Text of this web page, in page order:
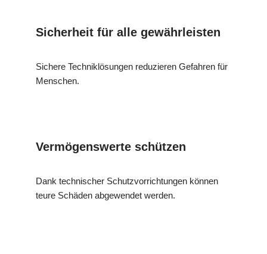
Sicherheit für alle gewährleisten
Sichere Techniklösungen reduzieren Gefahren für
Menschen.
Vermögenswerte schützen
Dank technischer Schutzvorrichtungen können
teure Schäden abgewendet werden.